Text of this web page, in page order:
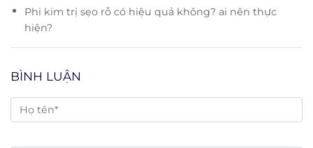
Phi kim trị sẹo rỗ có hiệu quả không? ai nên thực
hiện?
BÌNH LUẬN